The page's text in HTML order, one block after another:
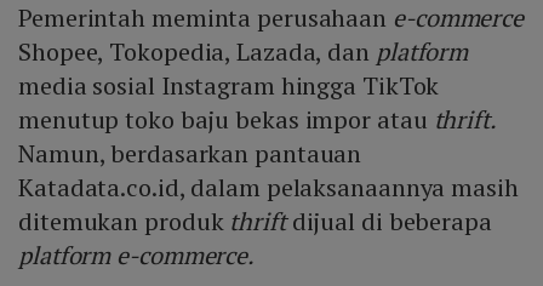
Pemerintah meminta perusahaan e-commerce
Shopee, Tokopedia, Lazada, dan platform
media sosial Instagram hingga TikTok
menutup toko baju bekas impor atau thrift.
Namun, berdasarkan pantauan
Katadata.co.id, dalam pelaksanaannya masih
ditemukan produk thriftdijual di beberapa
platform e-commerce.